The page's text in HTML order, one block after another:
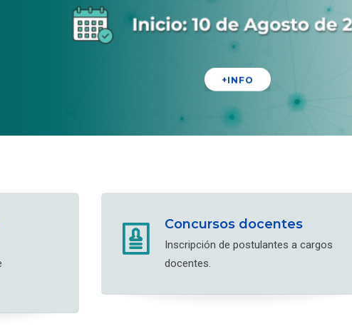
+INFO
Concursos docentes
Inscripción de postulantes a cargos
docentes.